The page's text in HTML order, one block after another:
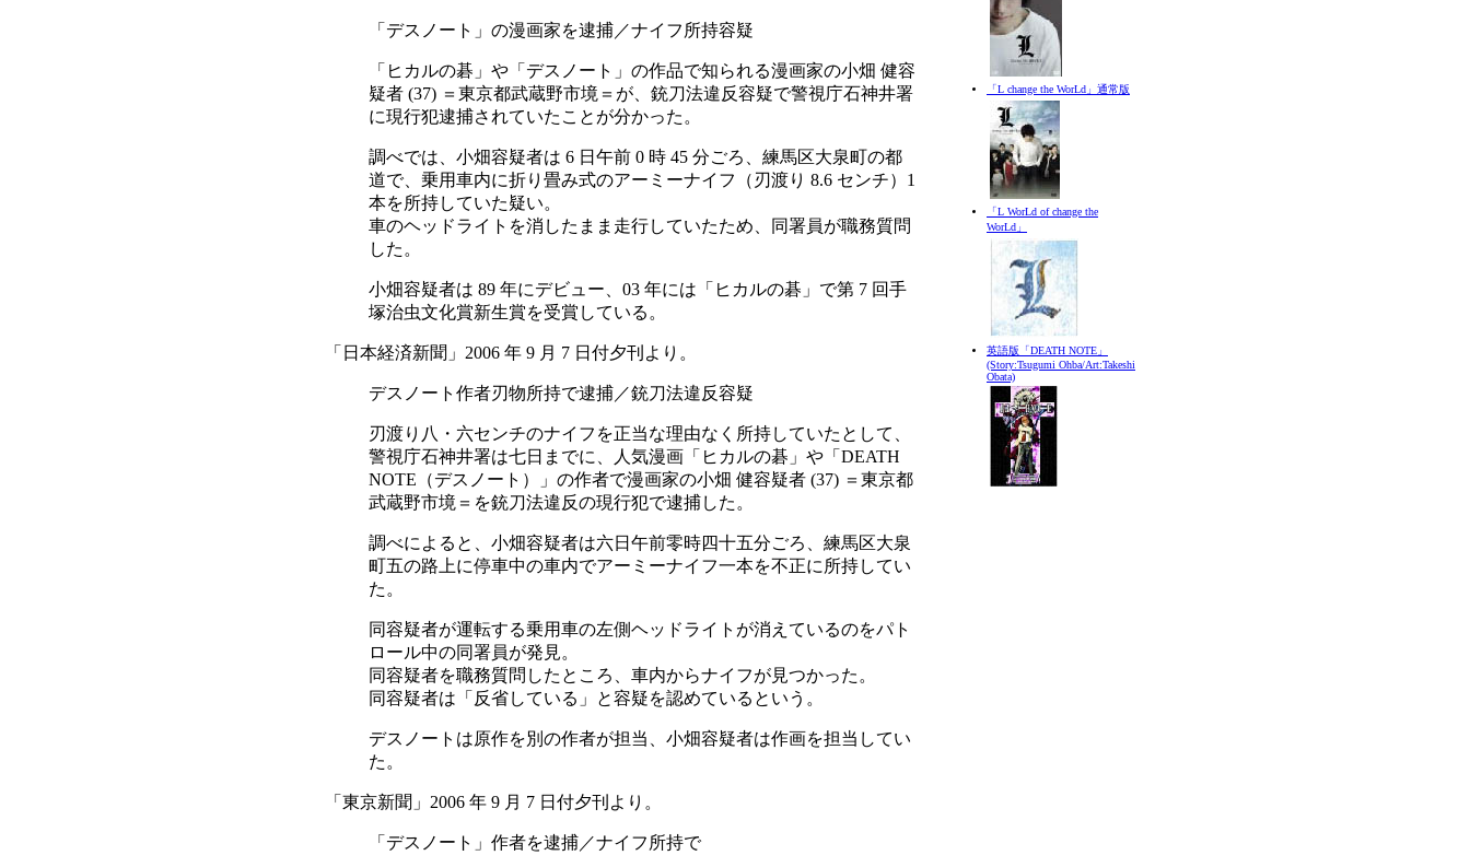
「デスノート」の漫画家を逮捕／ナイフ所持容疑
「ヒカルの碁」や「デスノート」の作品で知られる漫画家の小畑 健容
疑者 (37) ＝東京都武蔵野市境＝が、銃刀法違反容疑で警視庁石神井署
に現行犯逮捕されていたことが分かった。
調べでは、小畑容疑者は 6 日午前 0 時 45 分ごろ、練馬区大泉町の都
道で、乗用車内に折り畳み式のアーミーナイフ（刃渡り 8.6 センチ）1
本を所持していた疑い。
車のヘッドライトを消したまま走行していたため、同署員が職務質問
した。
小畑容疑者は 89 年にデビュー、03 年には「ヒカルの碁」で第 7 回手
塚治虫文化賞新生賞を受賞している。
「日本経済新聞」2006 年 9 月 7 日付夕刊より。
デスノート作者刃物所持で逮捕／銃刀法違反容疑
刃渡り八・六センチのナイフを正当な理由なく所持していたとして、
警視庁石神井署は七日までに、人気漫画「ヒカルの碁」や「DEATH
NOTE（デスノート）」の作者で漫画家の小畑 健容疑者 (37) ＝東京都
武蔵野市境＝を銃刀法違反の現行犯で逮捕した。
調べによると、小畑容疑者は六日午前零時四十五分ごろ、練馬区大泉
町五の路上に停車中の車内でアーミーナイフ一本を不正に所持してい
た。
同容疑者が運転する乗用車の左側ヘッドライトが消えているのをパト
ロール中の同署員が発見。
同容疑者を職務質問したところ、車内からナイフが見つかった。
同容疑者は「反省している」と容疑を認めているという。
デスノートは原作を別の作者が担当、小畑容疑者は作画を担当してい
た。
「東京新聞」2006 年 9 月 7 日付夕刊より。
「デスノート」作者を逮捕／ナイフ所持で
「L change the WorLd」通常版
「L WorLd of change the
WorLd」
英語版「DEATH NOTE」
(Story:Tsugumi Ohba/Art:Takeshi
Obata)